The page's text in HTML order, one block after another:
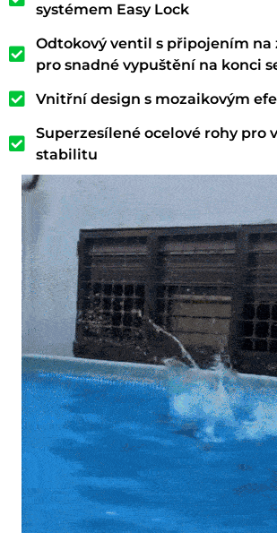
systémem Easy Lock
Odtokový ventil s připojením na
pro snadné vypuštění na konci
Vnitřní design s mozaikovým
Superzesílené ocelové rohy pro
stabilitu